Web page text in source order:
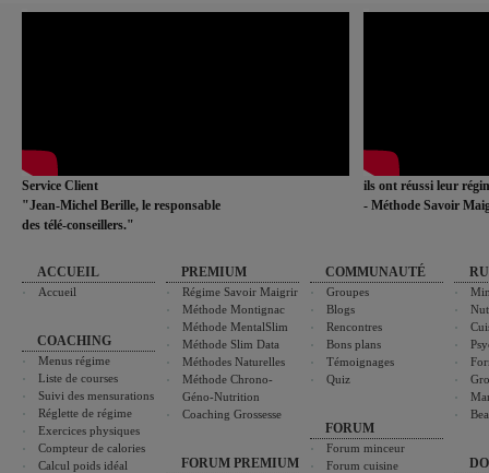
Service Client
"Jean-Michel Berille, le responsable
des télé-conseillers."
ils ont réussi leur
- Méthode Savoir
ACCUEIL
Accueil
COACHING
Menus régime
Liste de courses
Suivi des mensurations
Réglette de régime
Exercices physiques
Compteur de calories
Calcul poids idéal
PREMIUM
Régime Savoir Maigrir
Méthode Montignac
Méthode MentalSlim
Méthode Slim Data
Méthodes Naturelles
Méthode Chrono-
Géno-Nutrition
Coaching Grossesse
FORUM PREMIUM
COMMUNAUTÉ
Groupes
Blogs
Rencontres
Bons plans
Témoignages
Quiz
FORUM
Forum minceur
Forum cuisine